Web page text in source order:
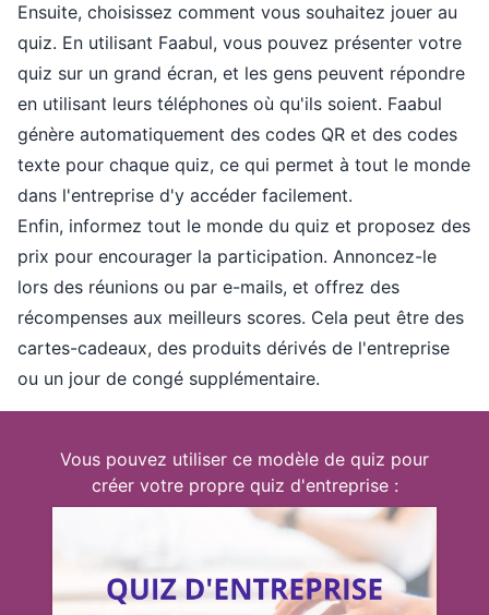
Ensuite, choisissez comment vous souhaitez jouer au
quiz. En utilisant Faabul, vous pouvez présenter votre
quiz sur un grand écran, et les gens peuvent répondre
en utilisant leurs téléphones où qu'ils soient. Faabul
génère automatiquement des codes QR et des codes
texte pour chaque quiz, ce qui permet à tout le monde
dans l'entreprise d'y accéder facilement.
Enfin, informez tout le monde du quiz et proposez des
prix pour encourager la participation. Annoncez-le
lors des réunions ou par e-mails, et offrez des
récompenses aux meilleurs scores. Cela peut être des
cartes-cadeaux, des produits dérivés de l'entreprise
ou un jour de congé supplémentaire.
Vous pouvez utiliser ce modèle de quiz pour
créer votre propre quiz d'entreprise :